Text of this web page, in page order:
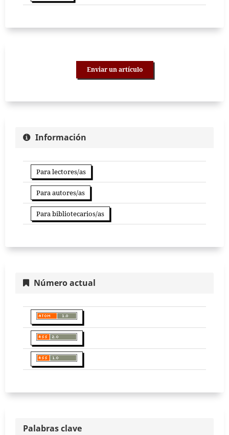
Enviar un artículo
Información
Para lectores/as
Para autores/as
Para bibliotecarios/as
Número actual
Palabras clave